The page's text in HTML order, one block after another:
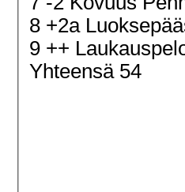
8 +2a
9 ++
Yhteensä 54